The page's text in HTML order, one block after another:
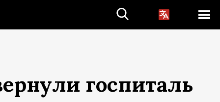
госпиталь